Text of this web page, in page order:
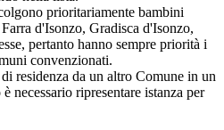
prioritariamente bambini
d'Isonzo, Gradisca d'Isonzo,
pertanto hanno sempre priorità i
convenzionati.
residenza da un altro Comune in un
necessario ripresentare istanza per